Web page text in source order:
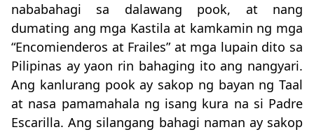
nababahagi sa dalawang pook, at nang
dumating ang mga Kastila at kamkamin ng mga
“Encomienderos at Frailes” at mga lupain dito sa
Pilipinas ay yaon rin bahaging ito ang nangyari.
Ang kanlurang pook ay sakop ng bayan ng Taal
at nasa pamamahala ng isang kura na si Padre
Escarilla. Ang silangang bahagi naman ay sakop